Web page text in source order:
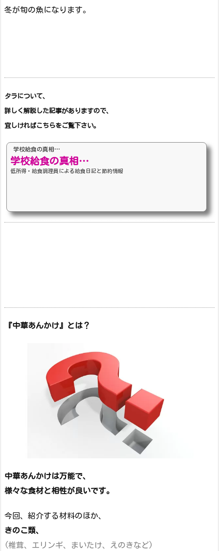
冬が旬の魚になります。
タラについて、
詳しく解説した記事がありますので、
宜しければこちらをご覧下さい。
学校給食の真相…
学校給食の真相…
低所得・給食調理員による給食日記と節約情報
『中華あんかけ』とは？
中華あんかけは万能で、
様々な食材と相性が良いです。
今回、紹介する材料のほか、
きのこ類、
(椎茸、エリンギ、まいたけ、えのきなど)